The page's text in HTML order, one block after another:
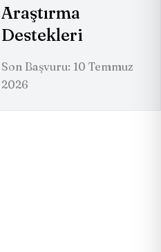
Araştırma
Destekleri
Son Başvuru: 10 Temmuz
2026